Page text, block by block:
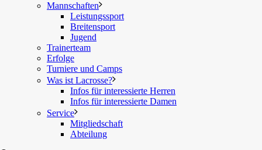
Mannschaften
Leistungssport
Breitensport
Jugend
Trainerteam
Erfolge
Turniere und Camps
Was ist Lacrosse?
Infos für interessierte Herren
Infos für interessierte Damen
Service
Mitgliedschaft
Abteilung